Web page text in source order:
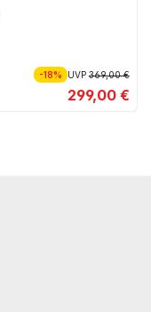
-18% UVP369,00 €
299,00 €